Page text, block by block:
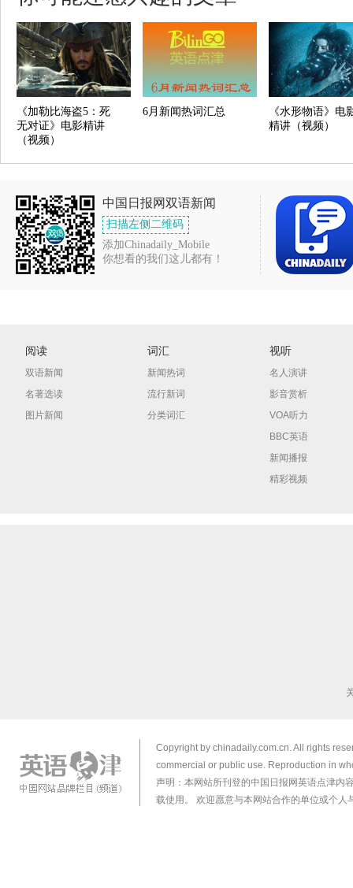
《加勒比海盗5：死
无对证》电影精讲
（视频）
6月新闻热词汇总
《水形物语》电
精讲（视频）
中国日报网双语新闻
扫描左侧二维码
添加Chinadaily_Mobile
你想看的我们这儿都有！
阅读
双语新闻
名著选读
图片新闻
词汇
新闻热词
流行新词
分类词汇
视听
名人演讲
影音赏析
VOA听力
BBC英语
新闻播报
精彩视频
Copyright by chinadaily.com.cn. All rights
commercial or public use. Reproduction in
声明：本网站所刊登的中国日报网英语点津内
载使用。 欢迎愿意与本网站合作的单位或个人